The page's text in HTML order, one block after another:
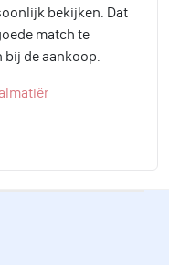
bekijken. Dat
match te
bij de aankoop.